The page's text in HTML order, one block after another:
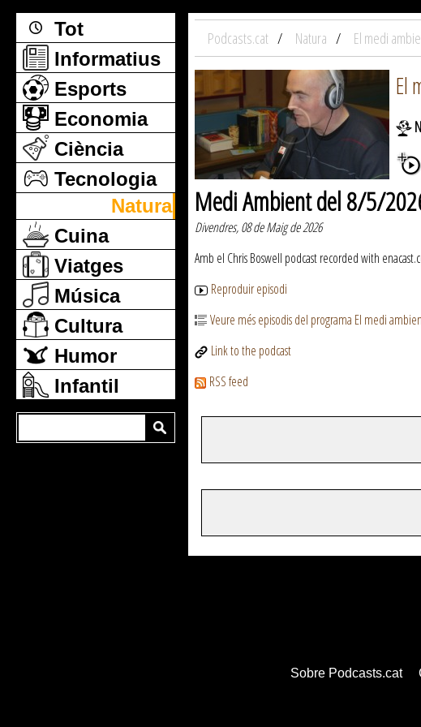
Tot
Informatius
Esports
Economia
Ciència
Tecnologia
Natura
Cuina
Viatges
Música
Cultura
Humor
Infantil
Podcasts.cat Natura El medi
El
Medi Ambient del 8/5/
Divendres, 08 de Maig de 2026
Amb el Chris Boswell podcast recorded with
Reproduir episodi
Veure més episodis del programa El medi
Link to the podcast
RSS feed
Sobre Podcasts.cat